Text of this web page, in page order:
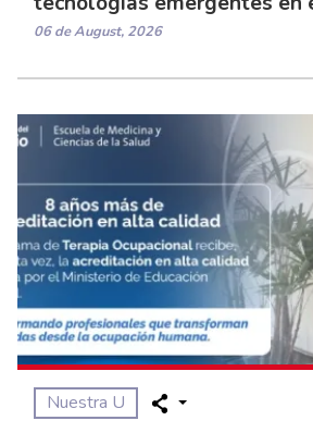
06 de August, 2026
Nuestra U